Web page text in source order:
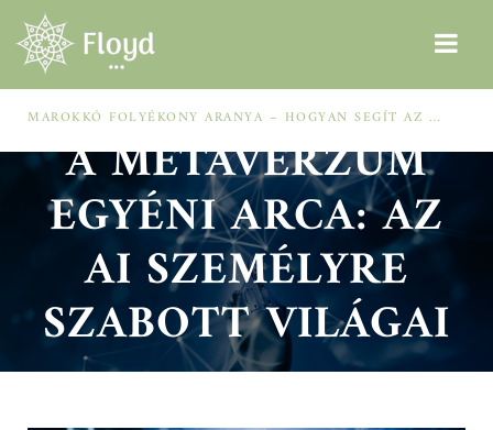
MAROKKÓ FOLYÉKONY ARANYA – HOGYAN SEGÍT AZ ARGÁNOLAJ A SZÁRAZ, MEGVISELT TINCSEKEN?
A METAVERZUM
EGYÉNI ARCA: AZ
AI SZEMÉLYRE
SZABOTT VILÁGAI